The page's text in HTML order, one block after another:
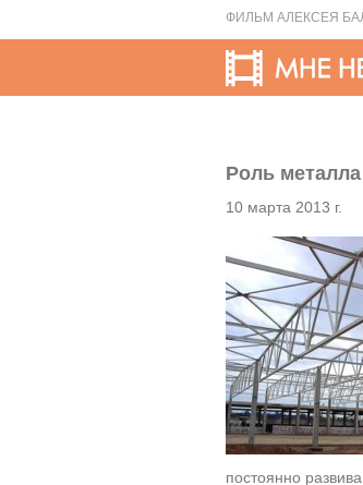
ФИЛЬМ АЛЕКСЕЯ
Роль
10 марта 2013 г.
постоянно